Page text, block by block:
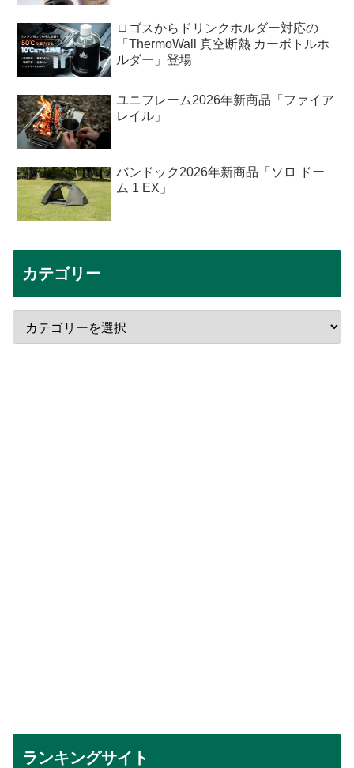
ロゴスからドリンクホルダー対応の
「ThermoWall 真空断熱 カーボトルホ
ルダー」登場
ユニフレーム2026年新商品「ファイア
レイル」
バンドック2026年新商品「ソロ ドー
ム 1 EX」
カテゴリー
ランキングサイト